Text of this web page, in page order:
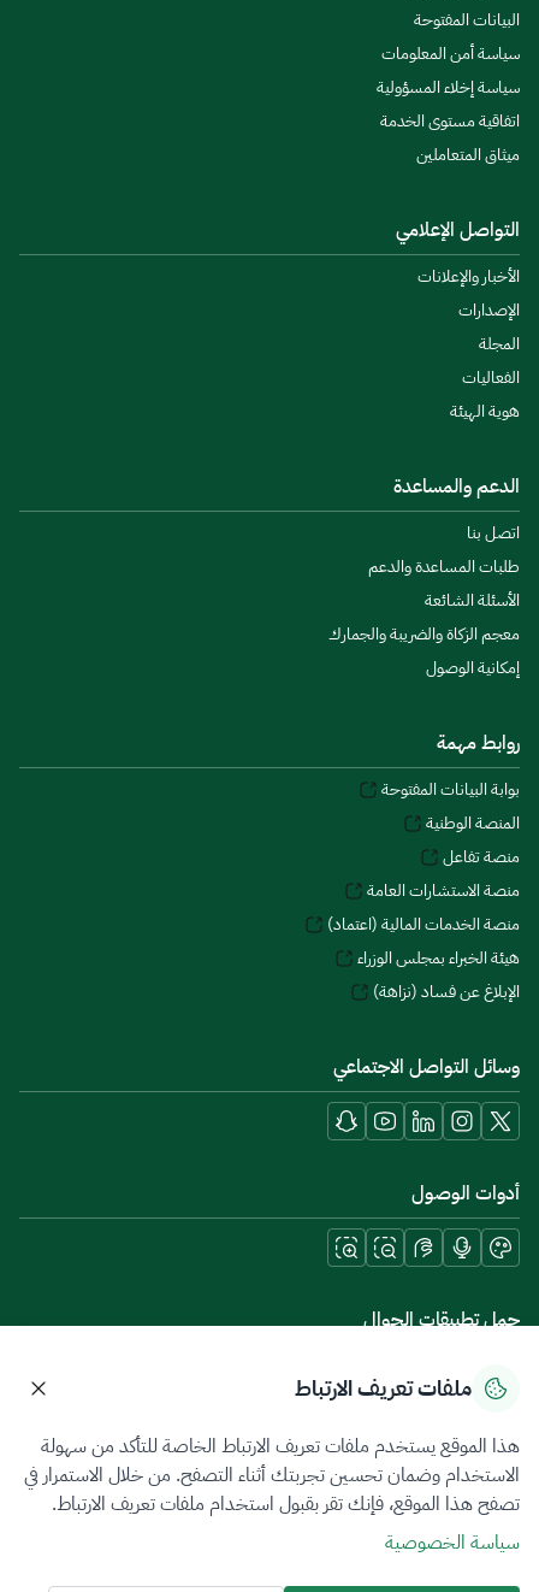
البيانات المفتوحة
سياسة أمن المعلومات
سياسة إخلاء المسؤولية
اتفاقية مستوى الخدمة
ميثاق المتعاملين
التواصل الإعلامي
الأخبار والإعلانات
الإصدارات
المجلة
الفعاليات
هوية الهيئة
الدعم والمساعدة
اتصل بنا
طلبات المساعدة والدعم
الأسئلة الشائعة
معجم الزكاة والضريبة والجمارك
إمكانية الوصول
روابط مهمة
بوابة البيانات المفتوحة
المنصة الوطنية
منصة تفاعل
منصة الاستشارات العامة
منصة الخدمات المالية (اعتماد)
هيئة الخبراء بمجلس الوزراء
الإبلاغ عن فساد (نزاهة)
وسائل التواصل الاجتماعي
أدوات الوصول
حمل تطبيقات الجوال
سياسة الخصوصيةشروط الاستخدامخريطة الموقع
جميع الحقوق محفوظة 2026 © ZATCA.GOV.SA
تم تطويره وصيانته بواسطة هيئة الزكاة والضريبة والجمارك
ملفات تعريف الارتباط
هذا الموقع يستخدم ملفات تعريف الارتباط الخاصة للتأكد من سهولة
الاستخدام وضمان تحسين تجربتك أثناء التصفح. من خلال الاستمرار في
تصفح هذا الموقع، فإنك تقر بقبول استخدام ملفات تعريف الارتباط.
سياسة الخصوصية